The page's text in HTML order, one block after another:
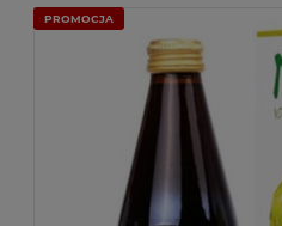
PROMOCJA